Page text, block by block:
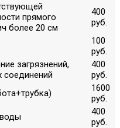
прямого
более 20 см
400
руб.
100
руб.
загрязнений,
соединений
400
руб.
1600
руб.
400
руб.